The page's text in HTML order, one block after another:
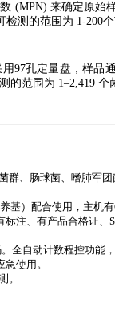
(MPN) 来确定原始
测的范围为 1-200个
97孔定量盘，样品
范围为 1–2,419
、肠球菌、嗜肺军团
）配合使用，主机
注、有产品合格证、
全自动计数程控功能，
使用。
。